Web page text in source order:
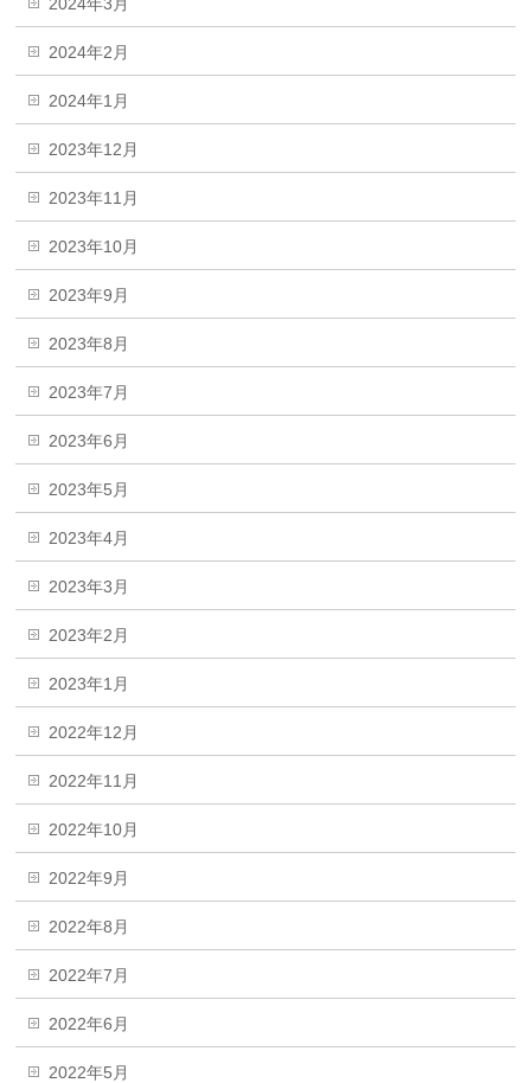
2024年2月
2024年1月
2023年12月
2023年11月
2023年10月
2023年9月
2023年8月
2023年7月
2023年6月
2023年5月
2023年4月
2023年3月
2023年2月
2023年1月
2022年12月
2022年11月
2022年10月
2022年9月
2022年8月
2022年7月
2022年6月
2022年5月